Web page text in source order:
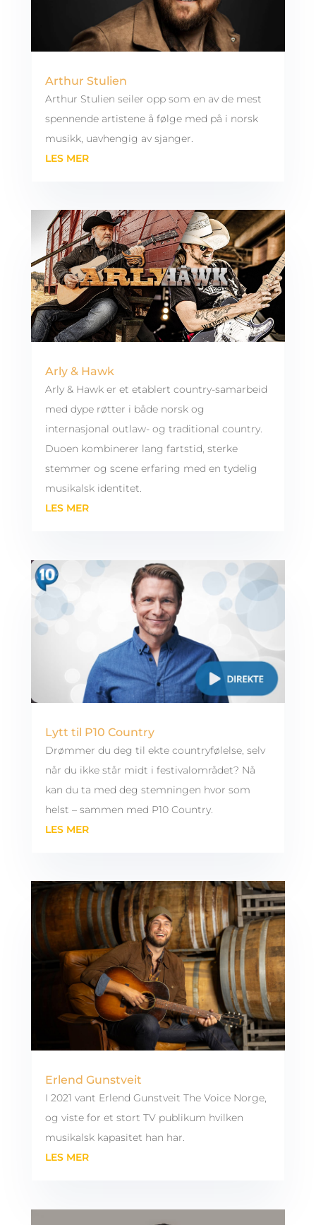
Arthur Stulien
Arthur Stulien seiler opp som en av de mest
spennende artistene å følge med på i norsk
musikk, uavhengig av sjanger.
LES MER
Arly & Hawk
Arly & Hawk er et etablert country-samarbeid
med dype røtter i både norsk og
internasjonal outlaw- og traditional country.
Duoen kombinerer lang fartstid, sterke
stemmer og scene erfaring med en tydelig
musikalsk identitet.
LES MER
Lytt til P10 Country
Drømmer du deg til ekte countryfølelse, selv
når du ikke står midt i festivalområdet? Nå
kan du ta med deg stemningen hvor som
helst – sammen med P10 Country.
LES MER
Erlend Gunstveit
I 2021 vant Erlend Gunstveit The Voice Norge,
og viste for et stort TV publikum hvilken
musikalsk kapasitet han har.
LES MER